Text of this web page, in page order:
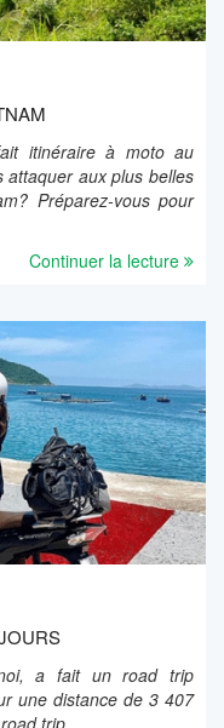
itinéraire à moto au
attaquer aux plus belles
Préparez-vous pour
Continuer la lecture
a fait un road trip
une distance de 3 407
trip...